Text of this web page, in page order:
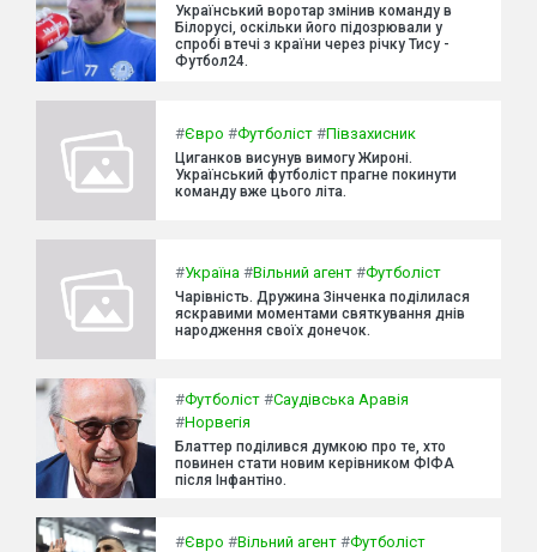
Український воротар змінив команду в
Білорусі, оскільки його підозрювали у
спробі втечі з країни через річку Тису -
Футбол24.
#Євро #Футболіст #Півзахисник
Циганков висунув вимогу Жироні.
Український футболіст прагне покинути
команду вже цього літа.
#Україна #Вільний агент #Футболіст
Чарівність. Дружина Зінченка поділилася
яскравими моментами святкування днів
народження своїх донечок.
#Футболіст #Саудівська Аравія
#Норвегія
Блаттер поділився думкою про те, хто
повинен стати новим керівником ФІФА
після Інфантіно.
#Євро #Вільний агент #Футболіст